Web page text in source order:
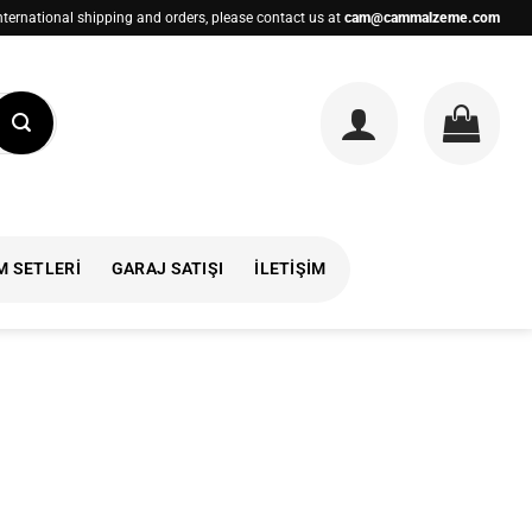
shipping and orders, please contact us at cam@cammalzeme.com
SETLERI GARAJ SATIŞI İLETIŞIM